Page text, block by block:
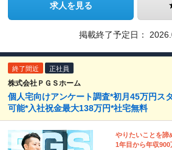
求人を見る
掲載終了予定日：
終了間近 正社員
株式会社ＰＧＳホーム
個人宅向けアンケート調査*初月45万円ス
可能*入社祝金最大138万円*社宅無料
やりたいことを諦
1年目から年収